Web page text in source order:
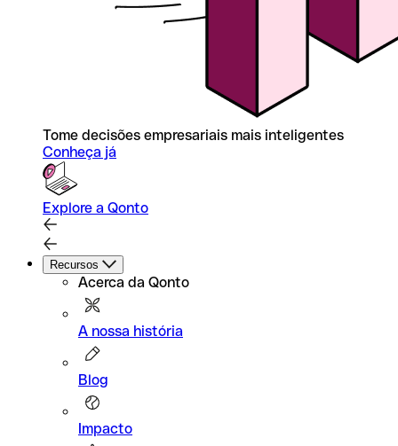
Tome decisões empresariais mais inteligentes
Conheça já
Explore a Qonto
Recursos
Acerca da Qonto
A nossa história
Blog
Impacto